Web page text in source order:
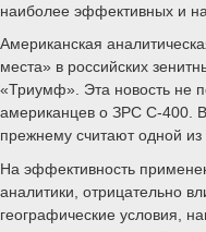
наиболее эффективных и
Американская
места» в российских
«Триумф». Эта новость не
американцев о ЗРС С-400.
прежнему считают одной
На эффективность
аналитики, отрицательно
географические условия,